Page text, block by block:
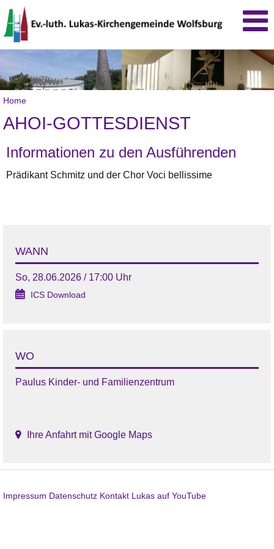
.
Home
AHOI-GOTTESDIENST
Informationen zu den Ausführenden
Prädikant Schmitz und der Chor Voci bellissime
WANN
So, 28.06.2026 / 17:00 Uhr
ICS Download
WO
Paulus Kinder- und Familienzentrum
Ihre Anfahrt mit Google Maps
Impressum Datenschutz Kontakt Lukas auf YouTube